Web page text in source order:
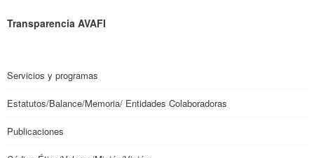
Transparencia AVAFI
Servicios y programas
Estatutos/Balance/Memoria/ Entidades Colaboradoras
Publicaciones